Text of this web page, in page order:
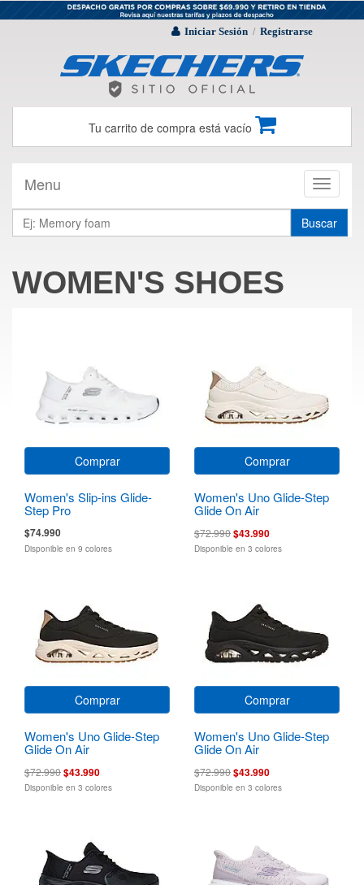
Iniciar Sesión / Registrarse
Tu carrito de compra está vacío
Toggle
Menu
Buscar
WOMEN'S SHOES
Comprar
Women's Slip-ins Glide-
Step Pro
$74.990
Disponible en 9 colores
Comprar
Women's Uno Glide-Step
Glide On Air
$72.990$43.990
Disponible en 3 colores
Comprar
Women's Uno Glide-Step
Glide On Air
$72.990$43.990
Disponible en 3 colores
Comprar
Women's Uno Glide-Step
Glide On Air
$72.990$43.990
Disponible en 3 colores